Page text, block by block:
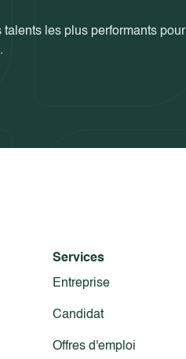
les plus performants pour
Services
Entreprise
Candidat
Offres d'emploi